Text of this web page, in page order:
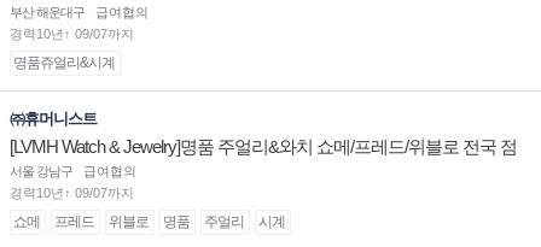
점 판매사원 채용
부산 해운대구
급여협의
경력10년↑ 09/07까지
명품쥬얼리&시계
㈜휴머니스트
[LVMH Watch & Jewelry]명품 주얼리&와치 쇼메/프레드/위블로 전국 점
장/부점장/판매사원 채용
서울 강남구
급여협의
경력10년↑ 09/07까지
쇼메 프레드 위블로 명품 주얼리 시계